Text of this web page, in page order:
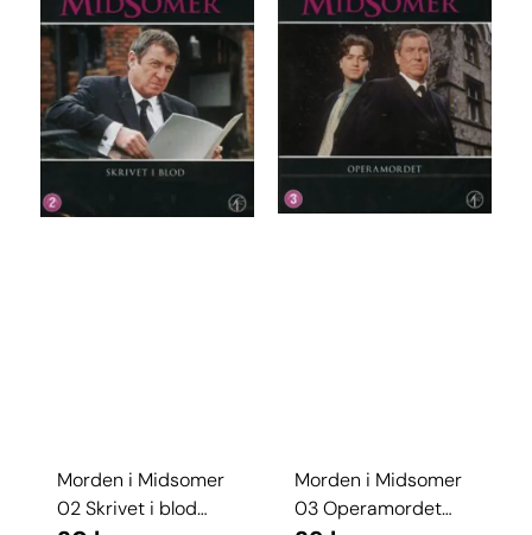
Morden i Midsomer
02 Skrivet i blod
Morden i Midsomer
03 Operamordet